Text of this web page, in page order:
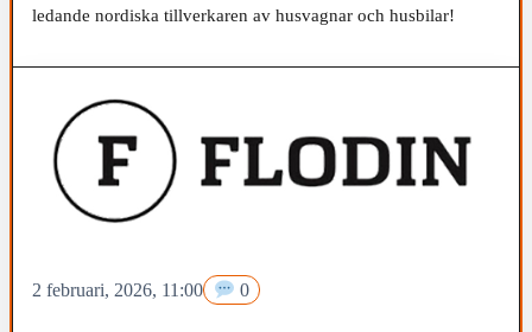
ledande nordiska tillverkaren av husvagnar och husbilar!
2 februari, 2026, 11:00 0